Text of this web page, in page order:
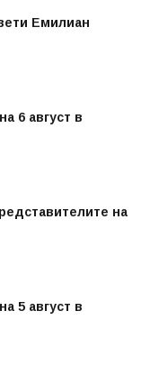
Емилиан
6 август в
на
5 август в